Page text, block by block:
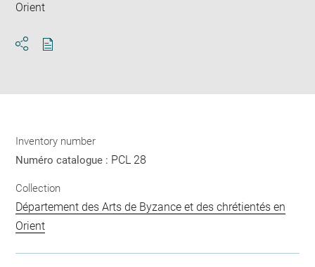
Orient
Inventory number
Numéro catalogue : PCL 28
Collection
Département des Arts de Byzance et des chrétientés en
Orient